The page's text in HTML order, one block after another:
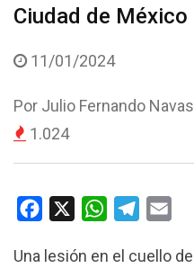
Ciudad de México
11/01/2024
Por Julio Fernando Navas
1.024
c
W
a
l
a
Una lesión en el cuello de